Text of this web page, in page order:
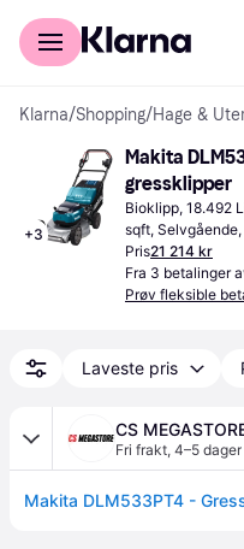
For kunder
Klarna/Shopping/Hage &
+3
Makita
gressklipper
Bioklipp, 18.492
sqft,
(maks) 20.866 "
Pris21 214 kr
Fra 3 betalinger
Prøv fleksible
Laveste pris
CS
Fri frakt, 4–5 dager